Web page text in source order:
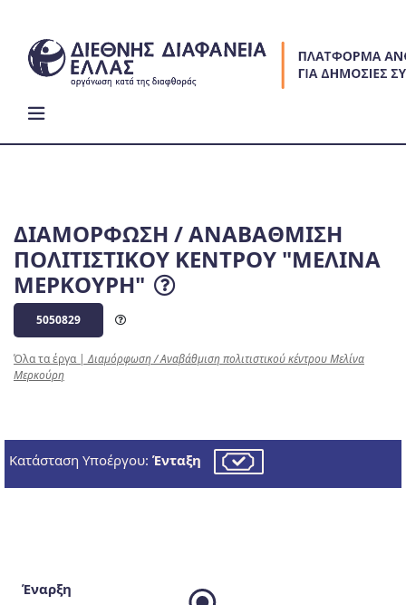
content
ΔΙΑΜΟΡΦΩΣΗ / ΑΝΑΒΑΘΜΙΣΗ
ΠΟΛΙΤΙΣΤΙΚΟΥ ΚΕΝΤΡΟΥ "ΜΕΛΙΝΑ
ΜΕΡΚΟΥΡΗ"
5050829
Όλα τα έργα|Διαμόρφωση / Αναβάθμιση πολιτιστικού κέντρου Μελίνα
Μερκούρη
Κατάσταση Υποέργου: Ένταξη
Έναρξη